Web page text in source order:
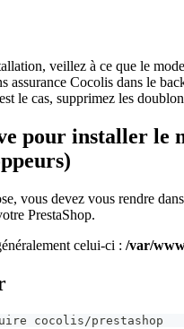
veillez à ce que le
assurance Cocolis dans le
le cas, supprimez les
pour installer le
vous devez vous rendre
PrestaShop.
celui-ci : /var/
cocolis/prestashop